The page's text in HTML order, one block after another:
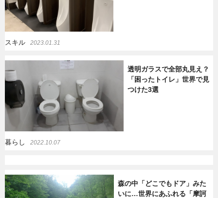
暮らし
スキル 2023.01.31
透明ガラスで全部丸見え？
「困ったトイレ」世界で見
つけた3選
暮らし 2022.10.07
森の中「どこでもドア」みた
いに…世界にあふれる「摩訶